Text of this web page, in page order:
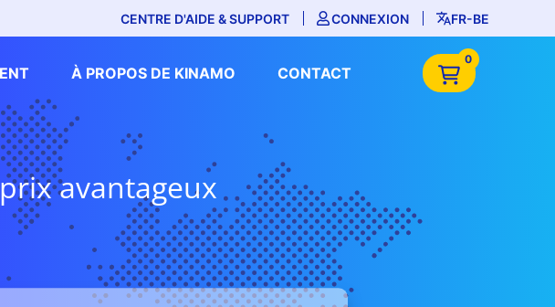
CENTRE D'AIDE & SUPPORT CONNEXION FR-BE
À PROPOS DE KINAMO CONTACT
0
avantageux